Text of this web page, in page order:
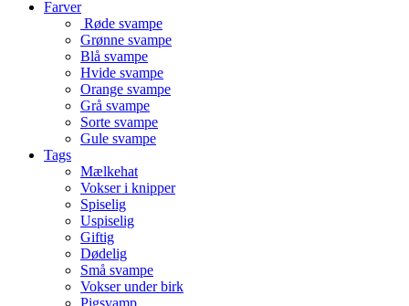
Farver
Røde svampe
Grønne svampe
Blå svampe
Hvide svampe
Orange svampe
Grå svampe
Sorte svampe
Gule svampe
Tags
Mælkehat
Vokser i knipper
Spiselig
Uspiselig
Giftig
Dødelig
Små svampe
Vokser under birk
Pigsvamp